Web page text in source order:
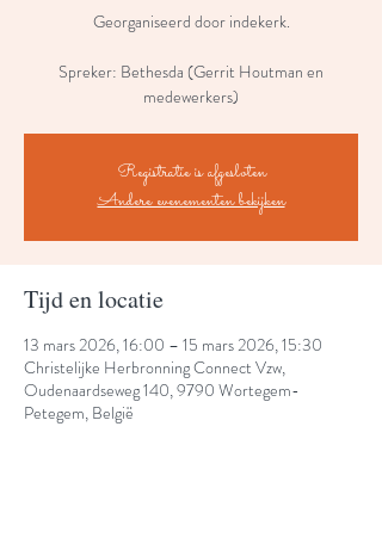
Georganiseerd door indekerk.
Spreker: Bethesda (Gerrit Houtman en
medewerkers)
Registratie is afgesloten
Andere evenementen bekijken
Tijd en locatie
13 mars 2026, 16:00 – 15 mars 2026, 15:30
Christelijke Herbronning Connect Vzw,
Oudenaardseweg 140, 9790 Wortegem-
Petegem, België